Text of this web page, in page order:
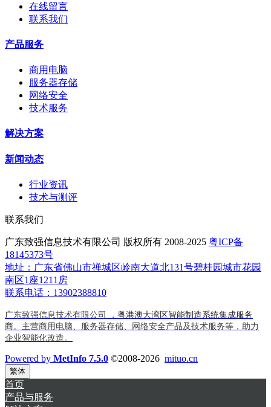
在线留言
联系我们
产品服务
商用电脑
服务器存储
网络安全
技术服务
解决方案
新闻动态
行业资讯
技术与测评
联系我们
广东致强信息技术有限公司 版权所有 2008-2025 粤ICP备
18145373号
地址：广东省佛山市禅城区岭南大道北131号碧桂园城市花园
南区1座1211房
联系电话：13902388810
广东致强信息技术有限公司 ， 粤港澳大湾区智能制造系统集成服务
商。主营商用电脑、服务器存储、网络安全产品及技术服务等，助力
企业智能化改造。
Powered by MetInfo 7.5.0 ©2008-2026 mituo.cn
繁体
首页
产品与服务